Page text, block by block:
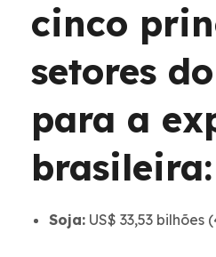
cinco
setores
para a
brasileira:
Soja: US$ 33,53 bilhões